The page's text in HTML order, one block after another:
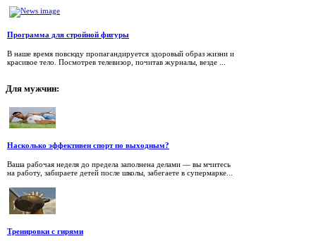
Программа для стройной фигуры
В наше время повсюду пропагандируется здоровый образ жизни и
красивое тело. Посмотрев телевизор, почитав журналы, везде ...
Для мужчин:
Насколько эффективен спорт по выходным?
Ваша рабочая неделя до предела заполнена делами — вы мчитесь
на работу, забираете детей после школы, забегаете в супермарке...
Тренировки с гирями